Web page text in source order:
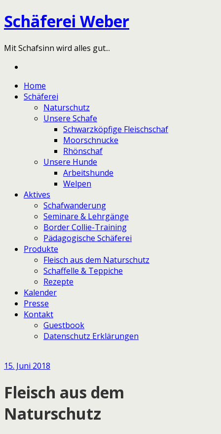
Schäferei Weber
Mit Schafsinn wird alles gut...
Home
Schäferei
Naturschutz
Unsere Schafe
Schwarzköpfige Fleischschaf
Moorschnucke
Rhönschaf
Unsere Hunde
Arbeitshunde
Welpen
Aktives
Schafwanderung
Seminare & Lehrgänge
Border Collie-Training
Pädagogische Schäferei
Produkte
Fleisch aus dem Naturschutz
Schaffelle & Teppiche
Rezepte
Kalender
Presse
Kontakt
Guestbook
Datenschutz Erklärungen
15. Juni 2018
Fleisch aus dem
Naturschutz